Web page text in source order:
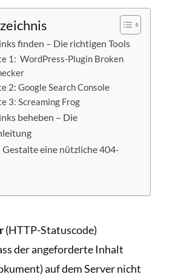
finden – Die richtigen Tools
1: WordPress-Plugin Broken
2: Google Search Console
3: Screaming Frog
beheben – Die
Gestalte eine nützliche 404-
(HTTP-Statuscode)
der angeforderte Inhalt
auf dem Server nicht